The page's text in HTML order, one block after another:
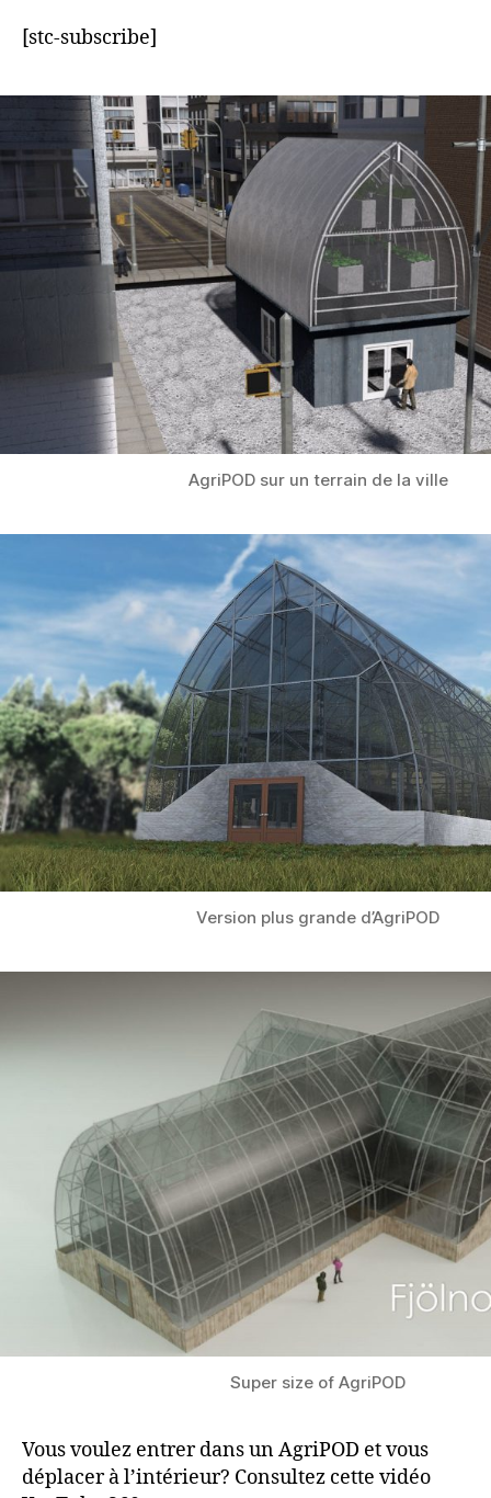
[stc-subscribe]
AgriPOD sur un terrain de la ville
Version plus grande d’AgriPOD
Super size of AgriPOD
Vous voulez entrer dans un AgriPOD et vous
déplacer à l’intérieur? Consultez cette vidéo